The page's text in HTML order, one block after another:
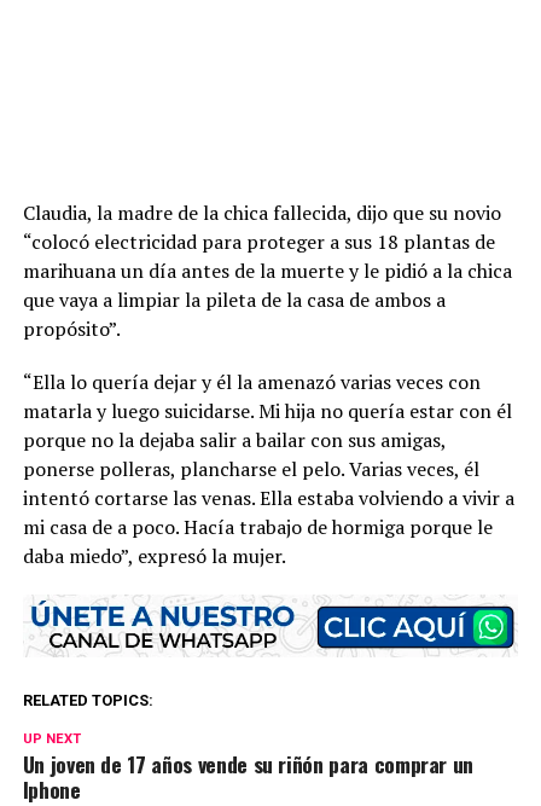
Claudia, la madre de la chica fallecida, dijo que su novio
“colocó electricidad para proteger a sus 18 plantas de
marihuana un día antes de la muerte y le pidió a la chica
que vaya a limpiar la pileta de la casa de ambos a
propósito”.
“Ella lo quería dejar y él la amenazó varias veces con
matarla y luego suicidarse. Mi hija no quería estar con él
porque no la dejaba salir a bailar con sus amigas,
ponerse polleras, plancharse el pelo. Varias veces, él
intentó cortarse las venas. Ella estaba volviendo a vivir a
mi casa de a poco. Hacía trabajo de hormiga porque le
daba miedo”, expresó la mujer.
RELATED TOPICS:
UP NEXT
Un joven de 17 años vende su riñón para comprar un
Iphone